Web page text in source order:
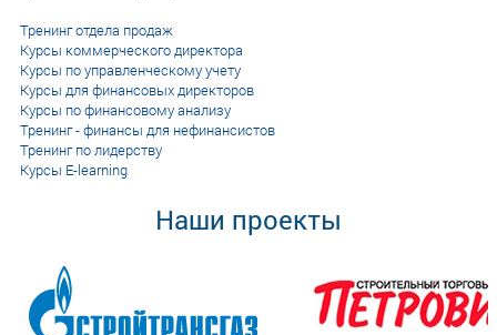
Тренинг отдела продаж
Курсы коммерческого директора
Курсы по управленческому учету
Курсы для финансовых директоров
Курсы по финансовому анализу
Тренинг - финансы для нефинансистов
Тренинг по лидерству
Курсы E-learning
Наши проекты